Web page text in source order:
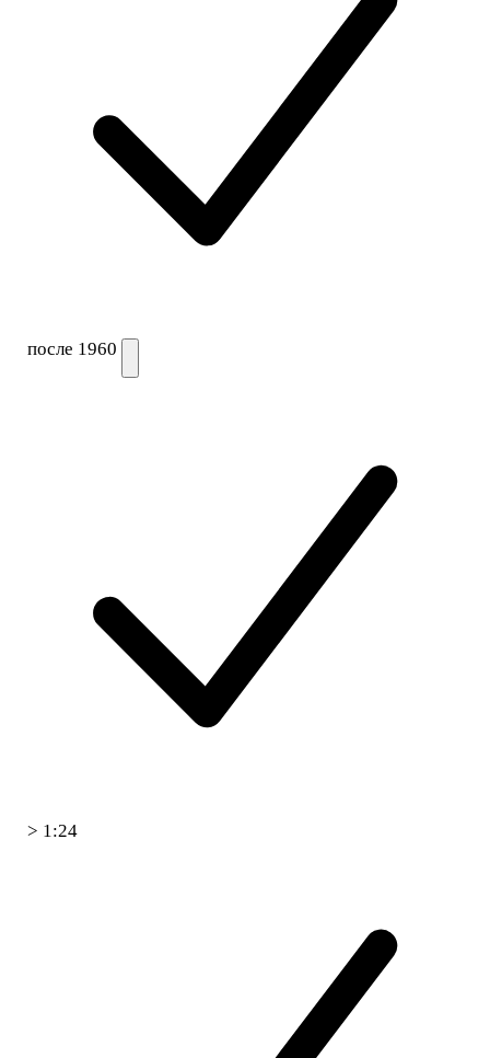
после 1960
> 1:24